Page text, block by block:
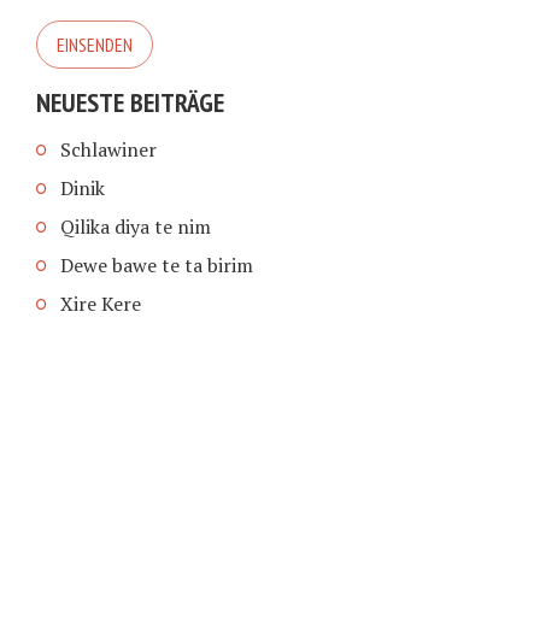
NEUESTE BEITRÄGE
Schlawiner
Dinik
Qilika diya te nim
Dewe bawe te ta birim
Xire Kere